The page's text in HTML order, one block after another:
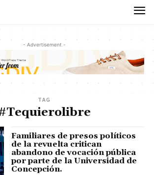
- Advertisement -
TAG
Familiares de presos políticos
de la revuelta critican
abandono de vocación pública
por parte de la Universidad de
Concepción.